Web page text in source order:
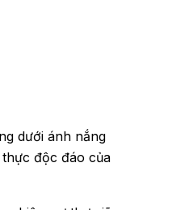
dưới ánh nắng
độc đáo của